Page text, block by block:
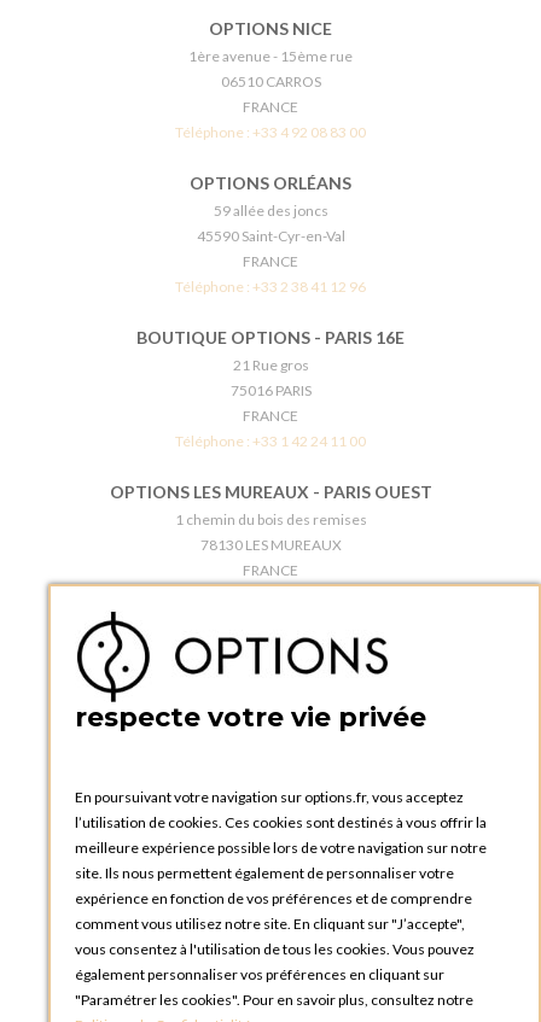
OPTIONS NICE
1ère avenue - 15ème rue
06510 CARROS
FRANCE
Téléphone : +33 4 92 08 83 00
OPTIONS ORLÉANS
59 allée des joncs
45590 Saint-Cyr-en-Val
FRANCE
Téléphone : +33 2 38 41 12 96
BOUTIQUE OPTIONS - PARIS 16E
21 Rue gros
75016 PARIS
FRANCE
Téléphone : +33 1 42 24 11 00
OPTIONS LES MUREAUX - PARIS OUEST
1 chemin du bois des remises
78130 LES MUREAUX
FRANCE
BOUTIQUE OPTIONS - PARIS 5E
5 quai de la tournelle
FRANCE
OPTIONS ROUEN
Rue du Clos Tellier
76800 Saint-Etienne-du-Rouvray
FRANCE
Téléphone :+33 2 35 08 38 53
OPTIONS TOULOUSE
6 rue Gaye Marie, ZAC de Saint-Martin du Touch
31300 Toulouse
respecte votre vie privée
En poursuivant votre navigation sur options.fr, vous acceptez
l’utilisation de cookies. Ces cookies sont destinés à vous offrir la
meilleure expérience possible lors de votre navigation sur notre
site. Ils nous permettent également de personnaliser votre
expérience en fonction de vos préférences et de comprendre
comment vous utilisez notre site. En cliquant sur "J’accepte",
vous consentez à l'utilisation de tous les cookies. Vous pouvez
également personnaliser vos préférences en cliquant sur
"Paramétrer les cookies". Pour en savoir plus, consultez notre